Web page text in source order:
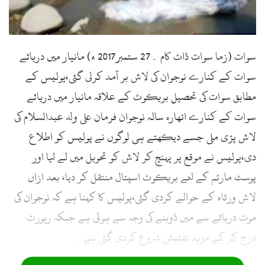
l
سوات (زما سوات ڈاٹ کام ۔27 ستمبر2017 ء) مانیار میں دریائے
سوات کے کنارے نوجوان کی لاش بر آمد کرلی گئی،پولیس کے
مطابق سوات کی تحصیل بریکوٹ کے علاقہ مانیار میں دریائے
سوات کے کنارے اٹھارہ سالہ نوجوان فرمان علی ولد عبدالسلام کی
لاش پڑی ملی جسے دیکھتے ہی لوگوں نے پولیس کو اطلاع
دی،پولیس نے موقع پر پہنچ کر لاش کو تحویل میں لے لیا اور
پوسٹ مارٹم کے لئے بریکوٹ اسپتال منتقل کر دیا، بعد ازاں
لاش ورثاء کے حوالے کردی گئی،پولیس کا کہنا ہے کہ نوجوان کی
موت دریائے سے میں ڈوبنے کی وجہ سے ہوئی ہے جبکہ رپورٹ
درج کر کے مزید تفتیش شروع کردی گئی ہے۔